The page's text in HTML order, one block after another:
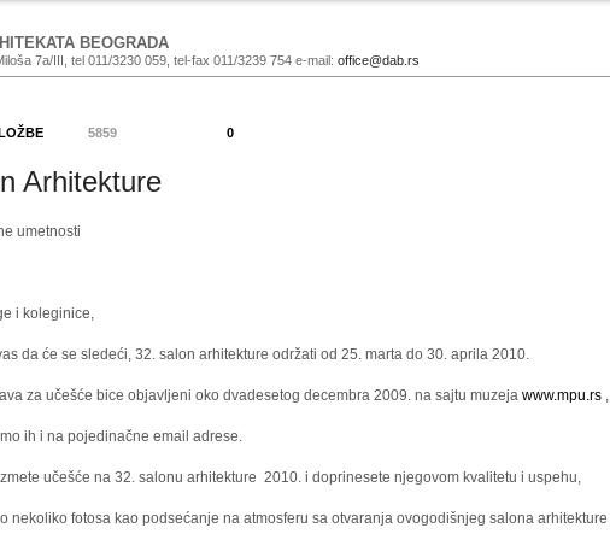
BEOGRADA
7a/III, tel 011/3230 059, tel-fax 011/3239 754 e-mail: office@dab.rs
5859 0
Arhitekture
umetnosti
i koleginice,
da će se sledeći, 32. salon arhitekture održati od 25. marta do 30. aprila 2010.
za učešće bice objavljeni oko dvadesetog decembra 2009. na sajtu muzeja www.mpu.rs,
ih i na pojedinačne email adrese.
učešće na 32. salonu arhitekture 2010. i doprinesete njegovom kvalitetu i uspehu,
nekoliko fotosa kao podsećanje na atmosferu sa otvaranja ovogodišnjeg salona arhitekture